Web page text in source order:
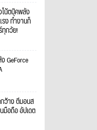
โน้ตบุ๊คพลัง
รง ทำงานก็
ทุกวัย!
GeForce
กว้าง ตีมอนส
มือถือ อัปเดต